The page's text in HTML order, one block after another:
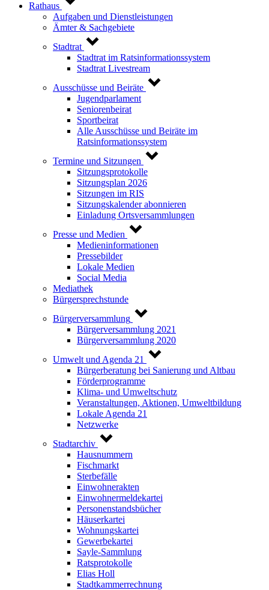
Rathaus
Aufgaben und Dienstleistungen
Ämter & Sachgebiete
Stadtrat
Stadtrat im Ratsinformationssystem
Stadtrat Livestream
Ausschüsse und Beiräte
Jugendparlament
Seniorenbeirat
Sportbeirat
Alle Ausschüsse und Beiräte im
Ratsinformationssystem
Termine und Sitzungen
Sitzungsprotokolle
Sitzungsplan 2026
Sitzungen im RIS
Sitzungskalender abonnieren
Einladung Ortsversammlungen
Presse und Medien
Medieninformationen
Pressebilder
Lokale Medien
Social Media
Mediathek
Bürgersprechstunde
Bürgerversammlung
Bürgerversammlung 2021
Bürgerversammlung 2020
Umwelt und Agenda 21
Bürgerberatung bei Sanierung und Altbau
Förderprogramme
Klima- und Umweltschutz
Veranstaltungen, Aktionen, Umweltbildung
Lokale Agenda 21
Netzwerke
Stadtarchiv
Hausnummern
Fischmarkt
Sterbefälle
Einwohnerakten
Einwohnermeldekartei
Personenstandsbücher
Häuserkartei
Wohnungskartei
Gewerbekartei
Sayle-Sammlung
Ratsprotokolle
Elias Holl
Stadtkammerrechnung